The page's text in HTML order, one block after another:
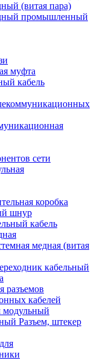
(витая пара)
промышленный
муфта
кабель
сети
коробка
шнур
кабель
медная (витая
кабельный
разъемов
кабелей
модульный
Разъем, штекер